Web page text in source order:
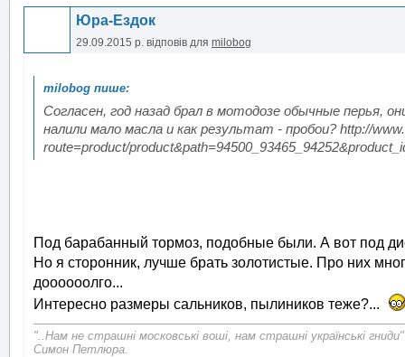
Юра-Ездок
29.09.2015 р. відповів для milobog
Согласен, год назад брал в мотодозе обычные перья,
налили мало масла и как результат - пробои? http://
route=product/
Под барабанный тормоз, подобные были. А вот под
Но я сторонник, лучше брать золотистые. Про них
доооооолго...
Интересно размеры сальников, пылиников теже?...
"..Нам не страшні московські воші, нам страшні українські гниди"
Симон Петлюра.